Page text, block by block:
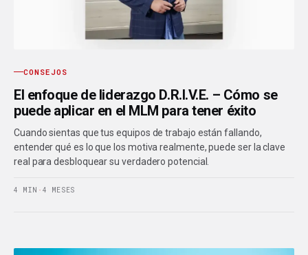
CONSEJOS
El enfoque de liderazgo D.R.I.V.E. – Cómo se
puede aplicar en el MLM para tener éxito
Cuando sientas que tus equipos de trabajo están fallando,
entender qué es lo que los motiva realmente, puede ser la clave
real para desbloquear su verdadero potencial.
4 MIN · 4 MESES